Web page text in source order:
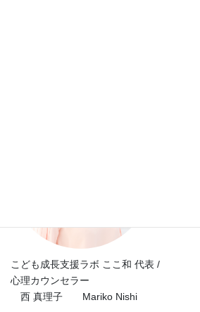
こども成長支援ラボ ここ和 代表 /
心理カウンセラー
西 真理子 Mariko Nishi